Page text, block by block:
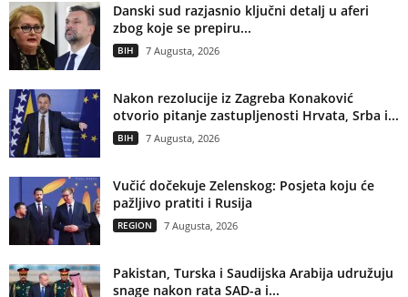
Danski sud razjasnio ključni detalj u aferi
zbog koje se prepiru...
BIH 7 Augusta, 2026
Nakon rezolucije iz Zagreba Konaković
otvorio pitanje zastupljenosti Hrvata, Srba i...
BIH 7 Augusta, 2026
Vučić dočekuje Zelenskog: Posjeta koju će
pažljivo pratiti i Rusija
REGION 7 Augusta, 2026
Pakistan, Turska i Saudijska Arabija udružuju
snage nakon rata SAD-a i...